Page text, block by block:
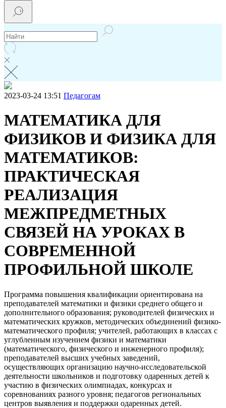
2023-03-24 13:51 Педагогам
МАТЕМАТИКА ДЛЯ
ФИЗИКОВ И ФИЗИКА ДЛЯ
МАТЕМАТИКОВ:
ПРАКТИЧЕСКАЯ
РЕАЛИЗАЦИЯ
МЕЖПРЕДМЕТНЫХ
СВЯЗЕЙ НА УРОКАХ В
СОВРЕМЕННОЙ
ПРОФИЛЬНОЙ ШКОЛЕ
Программа повышения квалификации ориентирована на
преподавателей математики и физики среднего общего и
дополнительного образования; руководителей физических и
математических кружков, методических объединений физико-
математического профиля; учителей, работающих в классах с
углубленным изучением физики и математики
(математического, физического и инженерного профиля);
преподавателей высших учебных заведений,
осуществляющих организацию научно-исследовательской
деятельности школьников и подготовку одаренных детей к
участию в физических олимпиадах, конкурсах и
соревнованиях разного уровня; педагогов региональных
центров выявления и поддержки одаренных детей.